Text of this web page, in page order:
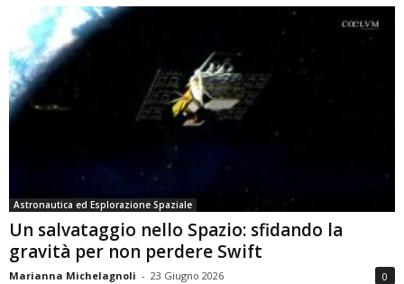
Astronautica ed Esplorazione Spaziale
Un salvataggio nello Spazio: sfidando la
gravità per non perdere Swift
Marianna Michelagnoli - 23 Giugno 2026 0